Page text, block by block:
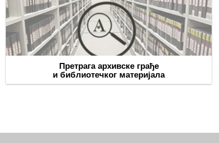
Претрага архивске грађе
и библиотечког материјала